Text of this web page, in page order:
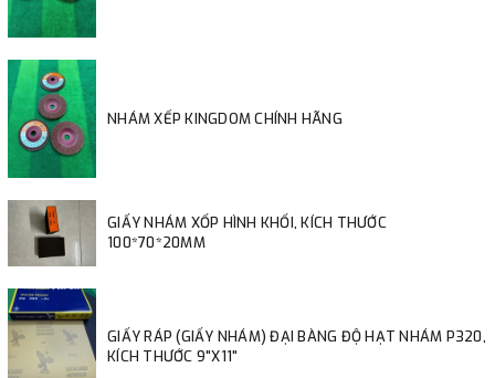
NHÁM XẾP KINGDOM CHÍNH HÃNG
GIẤY NHÁM XỐP HÌNH KHỐI, KÍCH THƯỚC
100*70*20MM
GIẤY RÁP (GIẤY NHÁM) ĐẠI BÀNG ĐỘ HẠT NHÁM P320,
KÍCH THƯỚC 9"X11"